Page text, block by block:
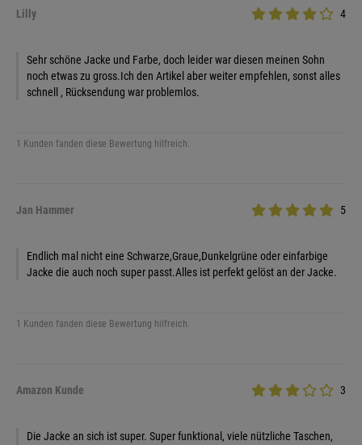
Lilly 4
Sehr schöne Jacke und Farbe, doch leider war diesen meinen Sohn
noch etwas zu gross.Ich den Artikel aber weiter empfehlen, sonst alles
schnell , Rücksendung war problemlos.
1 Kunden fanden diese Bewertung hilfreich.
Jan Hammer 5
Endlich mal nicht eine Schwarze,Graue,Dunkelgrüne oder einfarbige
Jacke die auch noch super passt.Alles ist perfekt gelöst an der Jacke.
1 Kunden fanden diese Bewertung hilfreich.
Amazon Kunde 3
Die Jacke an sich ist super. Super funktional, viele nützliche Taschen,